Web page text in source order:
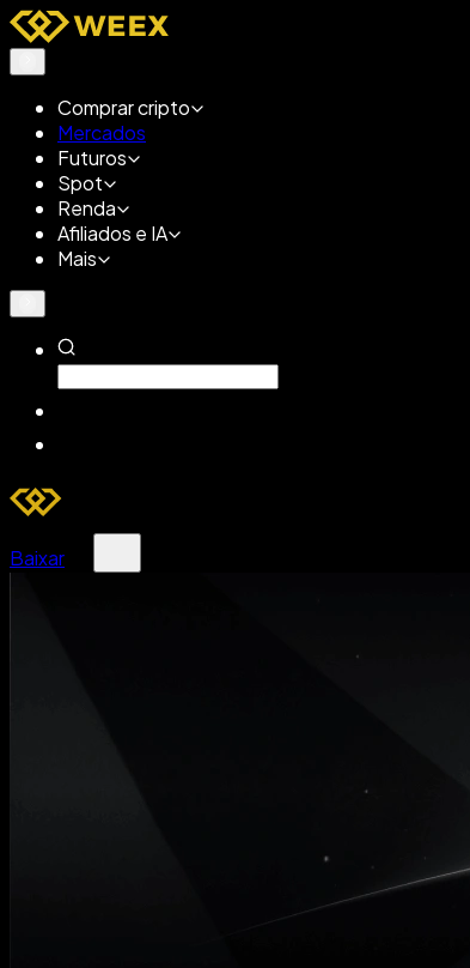
Comprar cripto
Mercados
Futuros
Spot
Renda
Afiliados e IA
Mais
Baixar